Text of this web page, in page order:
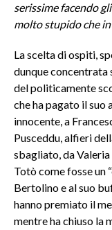
serissime facendo
molto stupido che
La scelta di ospiti,
dunque concentrata
del politicamente
che ha pagato il suo
innocente, a
Pusceddu, alfieri
sbagliato, da
Totò come fosse un
Bertolino e al suo
hanno premiato il
mentre ha chiuso la